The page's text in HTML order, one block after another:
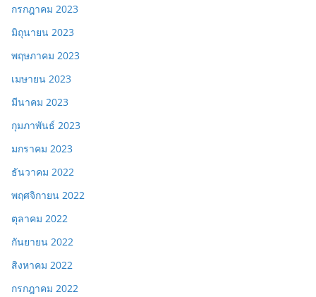
กรกฎาคม 2023
มิถุนายน 2023
พฤษภาคม 2023
เมษายน 2023
มีนาคม 2023
กุมภาพันธ์ 2023
มกราคม 2023
ธันวาคม 2022
พฤศจิกายน 2022
ตุลาคม 2022
กันยายน 2022
สิงหาคม 2022
กรกฎาคม 2022